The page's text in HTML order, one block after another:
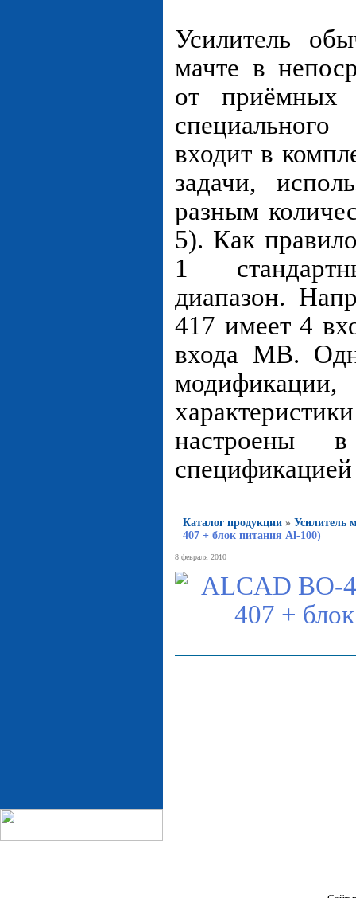
Усилитель
мачте в
от
входит в
задачи,
разным
5). Как
1
диапазон.
417 имеет 4
входа МВ.
настроены
спецификацией
Каталог продукции » Усилитель
407 + блок питания Al-100)
8 февраля 2010